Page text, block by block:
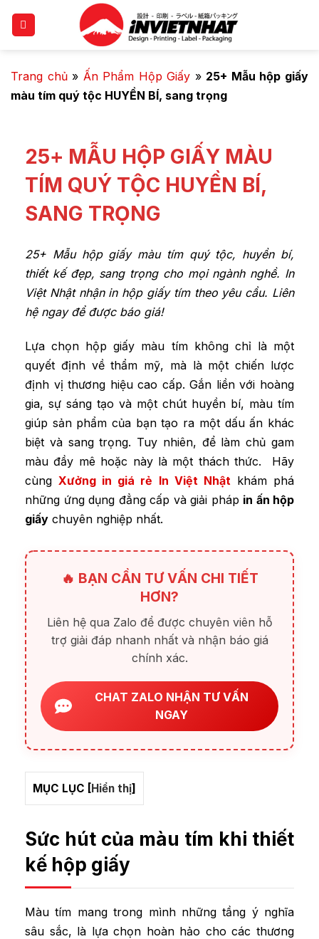
Trang chủ» Ấn Phẩm Hộp Giấy » 25+ Mẫu hộp giấy
màu tím quý tộc HUYỀN BÍ, sang trọng
25+ MẪU HỘP GIẤY MÀU
TÍM QUÝ TỘC HUYỀN BÍ,
SANG TRỌNG
25+ Mẫu hộp giấy màu tím quý tộc, huyền bí,
thiết kế đẹp, sang trọng cho mọi ngành nghề. In
Việt Nhật nhận in hộp giấy tím theo yêu cầu. Liên
hệ ngay để được báo giá!
Lựa chọn hộp giấy màu tím không chỉ là một
quyết định về thẩm mỹ, mà là một chiến lược
định vị thương hiệu cao cấp. Gắn liền với hoàng
gia, sự sáng tạo và một chút huyền bí, màu tím
giúp sản phẩm của bạn tạo ra một dấu ấn khác
biệt và sang trọng. Tuy nhiên, để làm chủ gam
màu đầy mê hoặc này là một thách thức. Hãy
cùngXưởng in giá rẻ In Việt Nhật khám phá
những ứng dụng đẳng cấp và giải pháp in ấn hộp
giấy chuyên nghiệp nhất.
🔥 BẠN CẦN TƯ VẤN CHI TIẾT
HƠN?
Liên hệ qua Zalo để được chuyên viên hỗ
trợ giải đáp nhanh nhất và nhận báo giá
chính xác.
CHAT ZALO NHẬN TƯ VẤN
NGAY
MỤC LỤC [Hiển thị]
Sức hút của màu tím khi thiết
kế hộp giấy
Màu tím mang trong mình những tầng ý nghĩa
sâu sắc, là lựa chọn hoàn hảo cho các thương